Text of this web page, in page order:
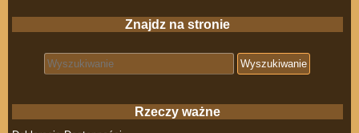
Znajdz na stronie
Search for:
Rzeczy ważne